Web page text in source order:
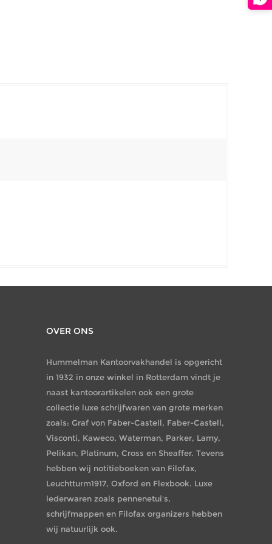
OVER ONS
Hummelman Kantoorvakhandel is opgericht
in 1932 in onze winkel in Rotterdam vindt je
naast kantoorartikelen ook een grote
collectie luxe schrijfwaren van grote merken
zoals: Graf von Faber-Castell, Faber-Castell,
Visconti, Kaweco, Waterman, Parker, Lamy,
Pelikan, Platinum, Cross en Sheaffer. Tevens
hebben wij notitieboeken van Filofax,
Leuchtturm1917, Oxford en Flexbook. Luxe
lederwaren zoals pennenetui's,
schrijfmappen en Filofax organizers hebben
wij natuurlijk ook.